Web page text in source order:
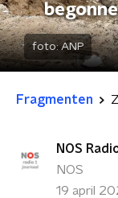
foto:ANP
Fragmenten
NOS
NOS
19 april